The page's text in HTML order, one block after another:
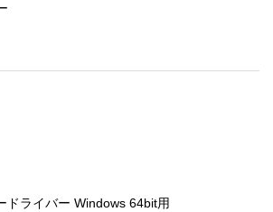
ドライバー Windows 64bit用